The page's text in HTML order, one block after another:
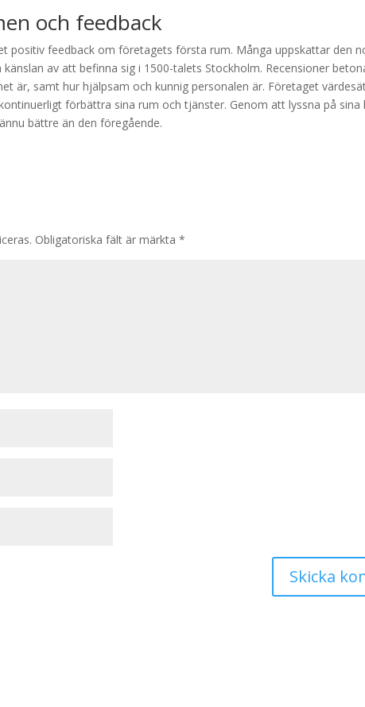
och feedback
positiv feedback om företagets första rum. Många uppskattar den
av att befinna sig i 1500-talets Stockholm. Recensioner
är, samt hur hjälpsam och kunnig personalen är. Företaget
förbättra sina rum och tjänster. Genom att lyssna på sina
bättre än den föregående.
Obligatoriska fält är märkta*